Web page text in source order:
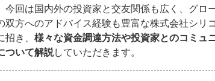
今回は国内外の投資家と交友関係も広く、グロ
双方へのアドバイス経験も豊富な株式会社シリ
き、 様々な資金調達方法や投資家とのコミュ
ついて解説していただきます。